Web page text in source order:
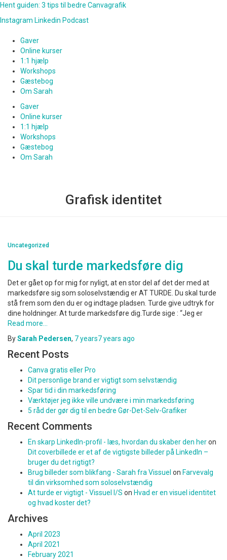
Hent guiden: 3 tips til bedre Canvagrafik
Instagram Linkedin Podcast
Gaver
Online kurser
1:1 hjælp
Workshops
Gæstebog
Om Sarah
Gaver
Online kurser
1:1 hjælp
Workshops
Gæstebog
Om Sarah
Grafisk identitet
Uncategorized
Du skal turde markedsføre dig
Det er gået op for mig for nyligt, at en stor del af det der med at
markedsføre sig som soloselvstændig er AT TURDE. Du skal turde
stå frem som den du er og indtage pladsen. Turde give udtryk for
dine holdninger. At turde markedsføre dig.Turde sige : “Jeg er
Read more…
BySarah Pedersen, 7 years7 years ago
Recent Posts
Canva gratis eller Pro
Dit personlige brand er vigtigt som selvstændig
Spar tid i din markedsføring
Værktøjer jeg ikke ville undvære i min markedsføring
5 råd der gør dig til en bedre Gør-Det-Selv-Grafiker
Recent Comments
En skarp LinkedIn-profil - læs, hvordan du skaber den heron
Dit coverbillede er et af de vigtigste billeder på LinkedIn –
bruger du det rigtigt?
Brug billeder som blikfang - Sarah fra Vissuel on Farvevalg
til din virksomhed som soloselvstændig
At turde er vigtigt - Vissuel I/S on Hvad er en visuel identitet
og hvad koster det?
Archives
April 2023
April 2021
February 2021